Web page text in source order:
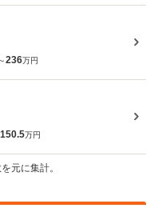
236万円
150.5万円
元に集計。